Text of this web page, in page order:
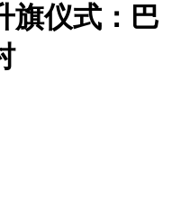
旗仪式：巴